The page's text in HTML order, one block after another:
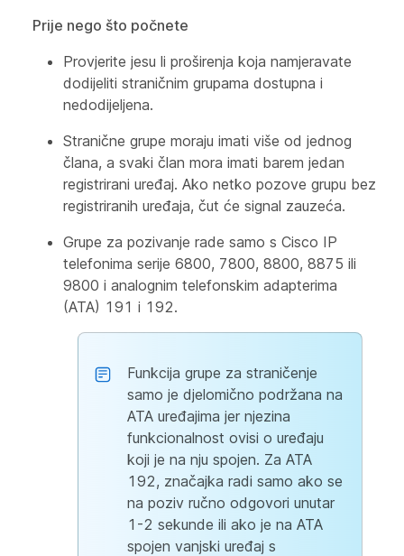
Prije nego što počnete
Provjerite jesu li proširenja koja namjeravate
dodijeliti straničnim grupama dostupna i
nedodijeljena.
Stranične grupe moraju imati više od jednog
člana, a svaki član mora imati barem jedan
registrirani uređaj. Ako netko pozove grupu bez
registriranih uređaja, čut će signal zauzeća.
Grupe za pozivanje rade samo s Cisco IP
telefonima serije 6800, 7800, 8800, 8875 ili
9800 i analognim telefonskim adapterima
(ATA) 191 i 192.
Funkcija grupe za straničenje
samo je djelomično podržana na
ATA uređajima jer njezina
funkcionalnost ovisi o uređaju
koji je na nju spojen. Za ATA
192, značajka radi samo ako se
na poziv ručno odgovori unutar
1-2 sekunde ili ako je na ATA
spojen vanjski uređaj s